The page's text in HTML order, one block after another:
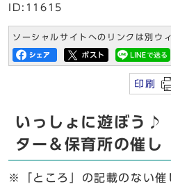
ID:11615
ソーシャルサイトへのリンクは別ウ
印刷
いっしょに遊ぼう
ター＆保育所の催し
※「ところ」の記載のない催